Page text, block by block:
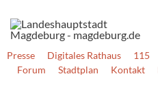
Presse Digitales Rathaus 115
Forum
Stadtplan Kontakt